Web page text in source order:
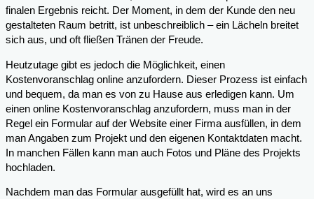
finalen Ergebnis reicht. Der Moment, in dem der Kunde den neu
gestalteten Raum betritt, ist unbeschreiblich – ein Lächeln breitet
sich aus, und oft fließen Tränen der Freude.
Heutzutage gibt es jedoch die Möglichkeit, einen
Kostenvoranschlag online anzufordern. Dieser Prozess ist einfach
und bequem, da man es von zu Hause aus erledigen kann. Um
einen online Kostenvoranschlag anzufordern, muss man in der
Regel ein Formular auf der Website einer Firma ausfüllen, in dem
man Angaben zum Projekt und den eigenen Kontaktdaten macht.
In manchen Fällen kann man auch Fotos und Pläne des Projekts
hochladen.
Nachdem man das Formular ausgefüllt hat, wird es an uns